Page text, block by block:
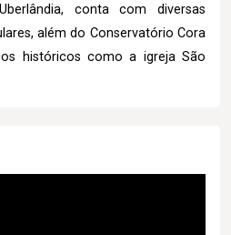
conta com diversas
além do Conservatório Cora
históricos como a igreja São